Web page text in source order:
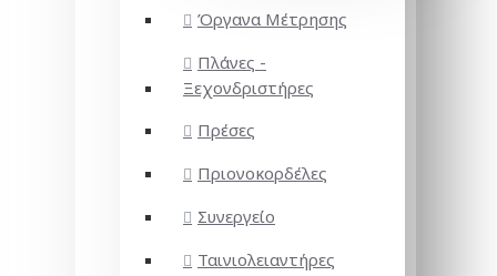
Όργανα Μέτρησης
Πλάνες -
Ξεχονδριστήρες
Πρέσες
Πριονοκορδέλες
Συνεργείο
Ταινιολειαντήρες